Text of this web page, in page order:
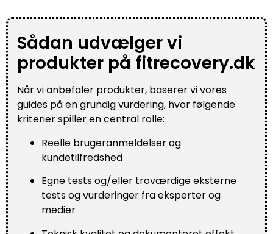
Sådan udvælger vi
produkter på fitrecovery.dk
Når vi anbefaler produkter, baserer vi vores
guides på en grundig vurdering, hvor følgende
kriterier spiller en central rolle:
Reelle brugeranmeldelser og
kundetilfredshed
Egne tests og/eller troværdige eksterne
tests og vurderinger fra eksperter og
medier